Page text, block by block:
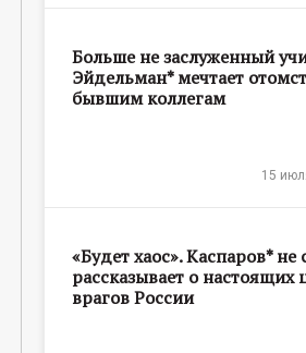
Больше не заслуженный
Эйдельман* мечтает
бывшим коллегам
15
«Будет хаос». Каспаров* не
рассказывает о настоящих
врагов России